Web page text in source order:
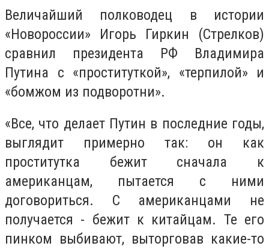
Величайший полководец в истории
«Новороссии» Игорь Гиркин (Стрелков)
сравнил президента РФ Владимира
Путина с «проституткой», «терпилой» и
«бомжом из подворотни».
«Все, что делает Путин в последние годы,
выглядит примерно так: он как
проститутка бежит сначала к
американцам, пытается с ними
договориться. С американцами не
получается - бежит к китайцам. Те его
пинком выбивают, выторговав какие-то